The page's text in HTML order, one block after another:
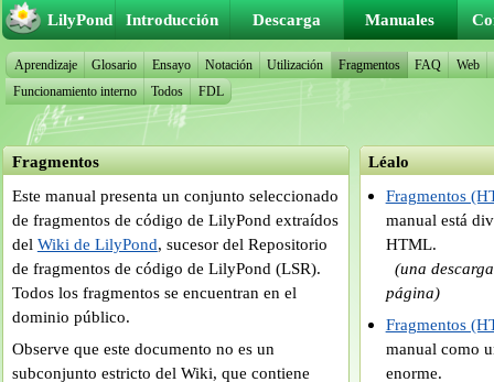
Fragmentos
Este manual presenta un conjunto seleccionado
de fragmentos de código de LilyPond extraídos
del Wiki de LilyPond, sucesor del Repositorio
de fragmentos de código de LilyPond (LSR).
Todos los fragmentos se encuentran en el
dominio público.
Observe que este documento no es un
subconjunto estricto del Wiki, que contiene
Léalo
Fragmentos
manual está
HTML.
(una
página)
Fragmentos
manual como
enorme.
LilyPond Introducción Descarga Manuales
Aprendizaje Glosario Ensayo Notación Utilización Fragmentos FAQ
Web
Funcionamiento interno
Todos FDL